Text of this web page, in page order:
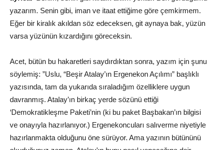
yazarım. Senin gibi, iman ve itaat ettiğime göre çemkirmem.
Eğer bir kiralık akıldan söz edeceksen, git aynaya bak, yüzün
varsa yüzünün kızardığını göreceksin.
Acet, bütün bu hakaretleri saydırdıktan sonra, yazım için şunu
söylemiş: ”Uslu, “Beşir Atalay’ın Ergenekon Açılımı” başlıklı
yazısında, tam da yukarıda sıraladığım özelliklere uygun
davranmış. Atalay’ın birkaç yerde sözünü ettiği
‘Demokratikleşme Paketi’nin (ki bu paket Başbakan’ın bilgisi
ve onayıyla hazırlanıyor.) Ergenekoncuları salıverme niyetiyle
hazırlanmakta olduğunu öne sürüyor. Ama yazının bütününü